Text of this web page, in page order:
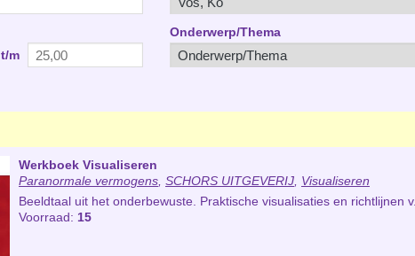
t/m
Onderwerp/Thema
Werkboek Visualiseren
Paranormale vermogens SCHORS UITGEVERIJ Visualiseren
Beeldtaal uit het onderbewuste. Praktische visualisaties en richtlijnen v..
Voorraad: 15